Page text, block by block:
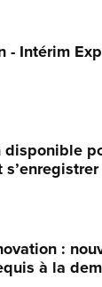
- Intérim
disponible
s’enregistrer
:
à la